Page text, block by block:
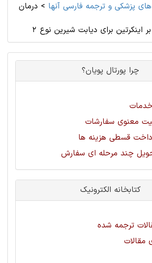
های پزشکی و ترجمه فارسی آنها > درمان
اینکرتین برای دیابت شیرین نوع 2
چرا پورتال پویان؟
معنوی سفارشات
قسطی هزینه ها
چند مرحله ای سفارش
کتابخانه الکترونیک
ترجمه شده